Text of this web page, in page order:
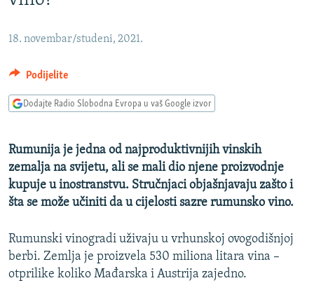
DNEVNO@RSE
GENOCID U SREBRENICI
TV LIBERTY
POST SCRIPTUM
TRI DECENIJE OD RATA U BIH
SVE KARTE DEJTONA
PRATITE NAS
Sve RFE/RL stranice
18. novembar/studeni, 2021.
Podijelite
Dodajte Radio Slobodna Evropa u vaš Google izvor
Rumunija je jedna od najproduktivnijih vinskih
zemalja na svijetu, ali se mali dio njene proizvodnje
kupuje u inostranstvu. Stručnjaci objašnjavaju zašto i
šta se može učiniti da u cijelosti sazre rumunsko vino.
Rumunski vinogradi uživaju u vrhunskoj ovogodišnjoj
berbi. Zemlja je proizvela 530 miliona litara vina –
otprilike koliko Mađarska i Austrija zajedno.